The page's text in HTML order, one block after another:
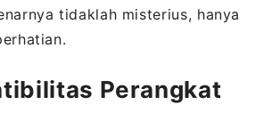
tidaklah misterius, hanya
Perangkat